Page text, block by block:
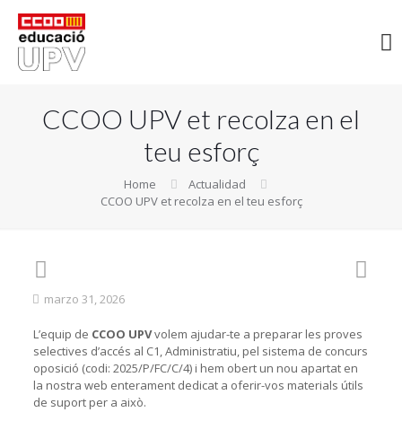
CCOO UPV et recolza en el
teu esforç
Home
Actualidad
CCOO UPV et recolza en el teu esforç
marzo 31, 2026
L’equip de CCOO UPVvolem ajudar-te a preparar les proves
selectives d’accés al C1, Administratiu, pel sistema de concurs
oposició (codi: 2025/P/FC/C/4) i hem obert un nou apartat en
la nostra web enterament dedicat a oferir-vos materials útils
de suport per a això.